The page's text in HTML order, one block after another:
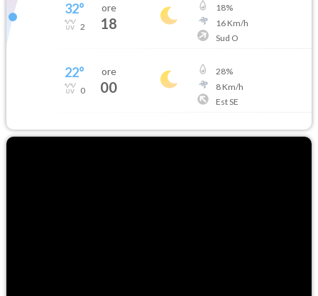
32°
2
ore
18
18%
16Km/h
Sud O
22°
0
ore
00
28%
8Km/h
Est SE